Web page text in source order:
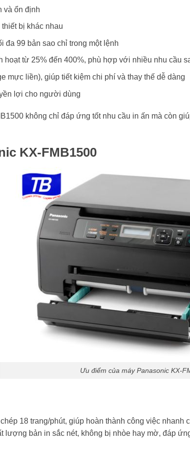
và ổn định
bị khác nhau
đa 99 bản sao chỉ trong một lệnh
hoạt từ 25% đến 400%, phù hợp với nhiều nhu cầu
mực liền), giúp tiết kiệm chi phí và thay thế dễ dàng
lợi cho người dùng
không chỉ đáp ứng tốt nhu cầu in ấn mà còn
KX-FMB1500
Ưu điểm của máy Panasonic KX-
18 trang/phút, giúp hoàn thành công việc
lượng bản in sắc nét, không bị nhòe hay mờ, đáp